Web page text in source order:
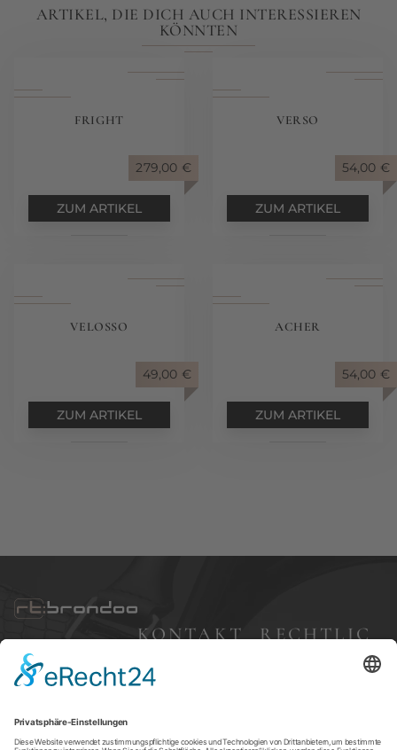
ARTIKEL, DIE DICH AUCH INTERESSIEREN
KÖNNTEN
FRIGHT
279,00 €
ZUM ARTIKEL
VERSO
54,00 €
ZUM ARTIKEL
VELOSSO
49,00 €
ZUM ARTIKEL
ACHER
54,00 €
ZUM ARTIKEL
KONTAKT
e
RECHTLIC